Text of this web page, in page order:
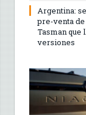
Argentina:
pre-venta de
Tasman que
versiones